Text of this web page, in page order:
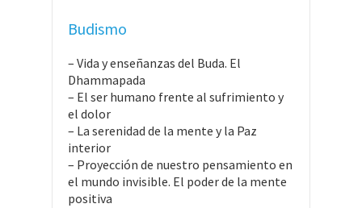
Budismo
– Vida y enseñanzas del Buda. El
Dhammapada
– El ser humano frente al sufrimiento y
el dolor
– La serenidad de la mente y la Paz
interior
– Proyección de nuestro pensamiento en
el mundo invisible. El poder de la mente
positiva